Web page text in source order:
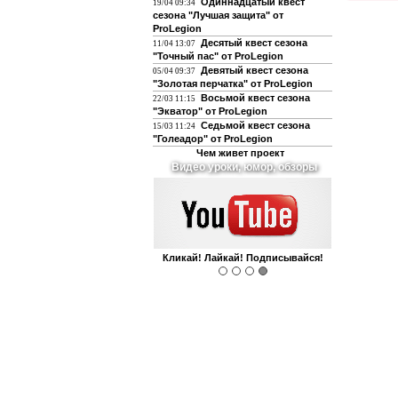
19/04 09:34
сезона "Лучшая защита" от
ProLegion
11/04 13:07 Десятый квест сезона
"Точный пас" от ProLegion
05/04 09:37 Девятый квест сезона
"Золотая перчатка" от ProLegion
22/03 11:15
Восьмой квест сезона
"Экватор" от ProLegion
15/03 11:24 Седьмой квест сезона
"Голеадор" от ProLegion
Чем живет проект
О футболе и не только
Интегрирован с чатом форума!